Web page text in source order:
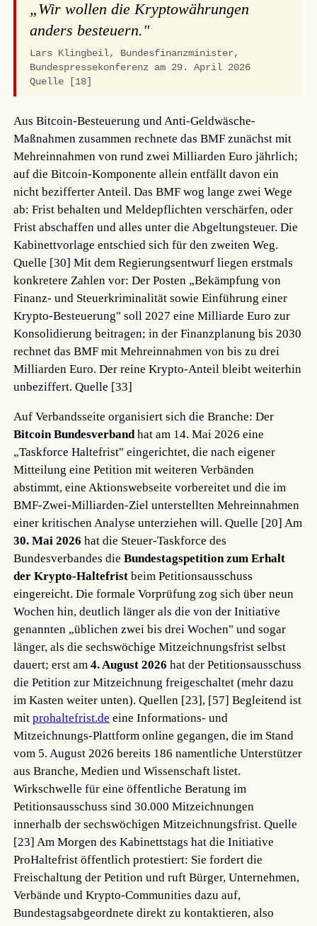
„Wir wollen die Kryptowährungen
anders besteuern."
Lars Klingbeil, Bundesfinanzminister,
Bundespressekonferenz am 29. April 2026
Quelle [18]
Aus Bitcoin-Besteuerung und Anti-Geldwäsche-
Maßnahmen zusammen rechnete das BMF zunächst mit
Mehreinnahmen von rund zwei Milliarden Euro jährlich;
auf die Bitcoin-Komponente allein entfällt davon ein
nicht bezifferter Anteil. Das BMF wog lange zwei Wege
ab: Frist behalten und Meldepflichten verschärfen, oder
Frist abschaffen und alles unter die Abgeltungsteuer. Die
Kabinettvorlage entschied sich für den zweiten Weg.
Quelle [30] Mit dem Regierungsentwurf liegen erstmals
konkretere Zahlen vor: Der Posten „Bekämpfung von
Finanz- und Steuerkriminalität sowie Einführung einer
Krypto-Besteuerung" soll 2027 eine Milliarde Euro zur
Konsolidierung beitragen; in der Finanzplanung bis 2030
rechnet das BMF mit Mehreinnahmen von bis zu drei
Milliarden Euro. Der reine Krypto-Anteil bleibt weiterhin
unbeziffert.Quelle [33]
Auf Verbandsseite organisiert sich die Branche: Der
Bitcoin Bundesverbandhat am 14. Mai 2026 eine
„Taskforce Haltefrist" eingerichtet, die nach eigener
Mitteilung eine Petition mit weiteren Verbänden
abstimmt, eine Aktionswebseite vorbereitet und die im
BMF-Zwei-Milliarden-Ziel unterstellten Mehreinnahmen
einer kritischen Analyse unterziehen will.Quelle [20] Am
30. Mai 2026 hat die Steuer-Taskforce des
Bundesverbandes dieBundestagspetition zum Erhalt
der Krypto-Haltefrist beim Petitionsausschuss
eingereicht. Die formale Vorprüfung zog sich über neun
Wochen hin, deutlich länger als die von der Initiative
genannten „üblichen zwei bis drei Wochen" und sogar
länger, als die sechswöchige Mitzeichnungsfrist selbst
dauert; erst am4. August 2026 hat der Petitionsausschuss
die Petition zur Mitzeichnung freigeschaltet (mehr dazu
im Kasten weiter unten).Quellen [23], [57] Begleitend ist
mitprohaltefrist.de eine Informations- und
Mitzeichnungs-Plattform online gegangen, die im Stand
vom 5. August 2026 bereits 186 namentliche Unterstützer
aus Branche, Medien und Wissenschaft listet.
Wirkschwelle für eine öffentliche Beratung im
Petitionsausschuss sind 30.000 Mitzeichnungen
innerhalb der sechswöchigen Mitzeichnungsfrist.Quelle
[23] Am Morgen des Kabinettstags hat die Initiative
ProHaltefrist öffentlich protestiert: Sie fordert die
Freischaltung der Petition und ruft Bürger, Unternehmen,
Verbände und Krypto-Communities dazu auf,
Bundestagsabgeordnete direkt zu kontaktieren, also